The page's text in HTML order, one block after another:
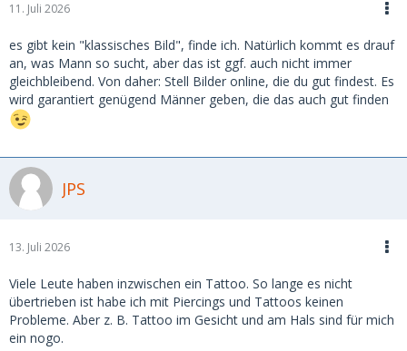
11. Juli 2026
es gibt kein "klassisches Bild", finde ich. Natürlich kommt es drauf
an, was Mann so sucht, aber das ist ggf. auch nicht immer
gleichbleibend. Von daher: Stell Bilder online, die du gut findest. Es
wird garantiert genügend Männer geben, die das auch gut finden
JPS
13. Juli 2026
Viele Leute haben inzwischen ein Tattoo. So lange es nicht
übertrieben ist habe ich mit Piercings und Tattoos keinen
Probleme. Aber z. B. Tattoo im Gesicht und am Hals sind für mich
ein nogo.